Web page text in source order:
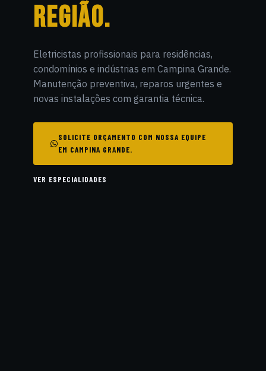
REGIÃO.
Eletricistas profissionais para residências,
condomínios e indústrias em Campina Grande.
Manutenção preventiva, reparos urgentes e
novas instalações com garantia técnica.
SOLICITE ORÇAMENTO COM NOSSA EQUIPE
EM CAMPINA GRANDE.
VER ESPECIALIDADES